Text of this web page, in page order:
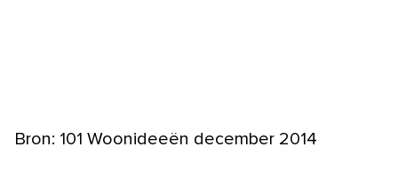
Bron: 101 Woonideeën december 2014